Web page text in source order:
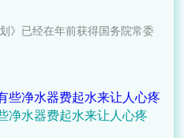
》已经在年前获得国务院常委
净水器费起水来让人心疼